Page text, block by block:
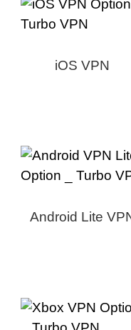
iOS VPN
Android Lite